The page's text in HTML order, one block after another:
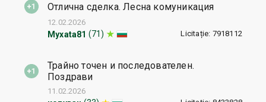
Отлична сделка. Лесна комуникация
Myxata81 (71) Licitație: 7918112
12.02.2026
Трайно точен и последователен.
Поздрави
11.02.2026